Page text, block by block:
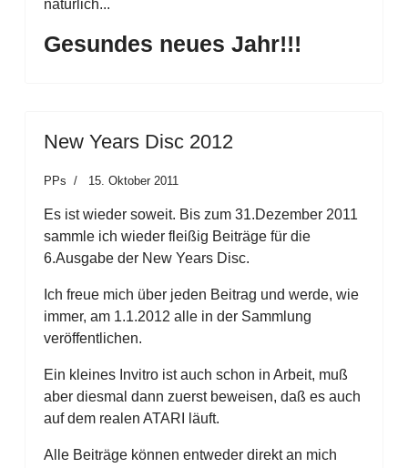
natürlich...
Gesundes neues Jahr!!!
New Years Disc 2012
PPs 15. Oktober 2011
Es ist wieder soweit. Bis zum 31.Dezember 2011
sammle ich wieder fleißig Beiträge für die
6.Ausgabe der New Years Disc.
Ich freue mich über jeden Beitrag und werde, wie
immer, am 1.1.2012 alle in der Sammlung
veröffentlichen.
Ein kleines Invitro ist auch schon in Arbeit, muß
aber diesmal dann zuerst beweisen, daß es auch
auf dem realen ATARI läuft.
Alle Beiträge können entweder direkt an mich